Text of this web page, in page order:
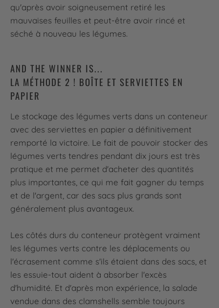
qu'après avoir soigneusement retiré les
mauvaises feuilles et peut-être avoir rincé et
séché à nouveau les légumes.
AND THE WINNER IS...
LA MÉTHODE 2 ! BOÎTE ET SERVIETTES EN
PAPIER
Le stockage des légumes verts dans un conteneur
avec des serviettes en papier a définitivement
remporté la victoire. Le fait de pouvoir stocker des
légumes verts tendres pendant dix jours est très
pratique et me permet d'acheter des quantités
plus importantes, ce qui me fait gagner du temps
et de l'argent, car des sacs plus grands sont
généralement plus avantageux.
Les côtés durs du conteneur protègent vraiment
les légumes verts contre les déplacements ou
l'écrasement comme s'ils étaient dans des sacs, et
les essuie-tout aident à absorber l'excès
d'humidité. Et d'après mon expérience, la salade
vendue dans des clamshells semble toujours